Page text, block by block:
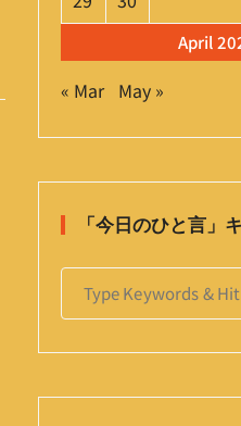
April
« Mar May »
「今日のひと言」
S
r